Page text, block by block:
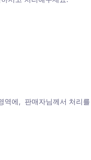
에,  판매자님께서 처리